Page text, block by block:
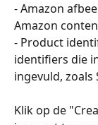
- Amazon
Amazon
- Product
identifiers die
ingevuld, zoals
Klik op de